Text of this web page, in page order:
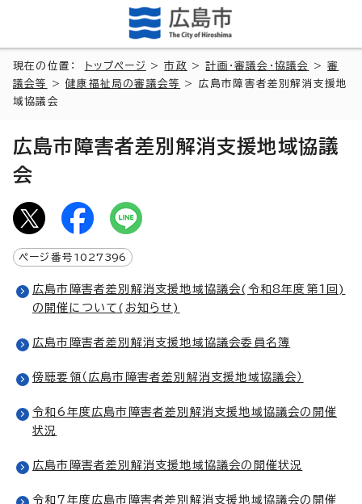
現在の位置： トップページ >市政 >計画・審議会・協議会 >審
議会等
>健康福祉局の審議会等
> 広島市障害者差別解消支援地
域協議会
広島市障害者差別解消支援地域協議
会
ページ番号 1027396
広島市障害者差別解消支援地域協議会(令和8年度第1回)
の開催について(お知らせ)
広島市障害者差別解消支援地域協議会委員名簿
傍聴要領（広島市障害者差別解消支援地域協議会）
令和6年度広島市障害者差別解消支援地域協議会の開催
状況
広島市障害者差別解消支援地域協議会の開催状況
令和7年度広島市障害者差別解消支援地域協議会の開催